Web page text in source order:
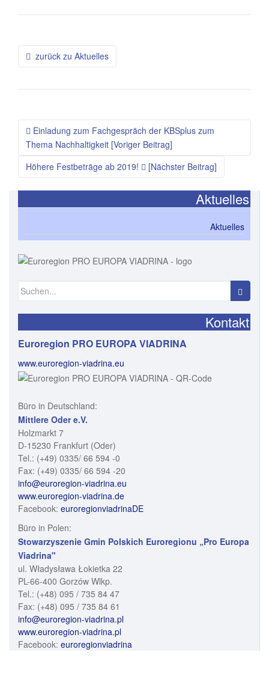
Beitragsnavigation
zurück zu Aktuelles
Einladung zum Fachgespräch der KBSplus zum
Thema Nachhaltigkeit [Voriger Beitrag]
Höhere Festbeträge ab 2019!
[Nächster Beitrag]
Aktuelles
Aktuelles
Suchen
Kontakt
Euroregion PRO EUROPA VIADRINA
www.euroregion-viadrina.eu
Büro in Deutschland:
Mittlere Oder e.V.
Holzmarkt 7
D-15230 Frankfurt (Oder)
Tel.: (+49) 0335/ 66 594 -0
Fax: (+49) 0335/ 66 594 -20
info@euroregion-viadrina.eu
www.euroregion-viadrina.de
Facebook: euroregionviadrinaDE
Büro in Polen:
Stowarzyszenie Gmin Polskich Euroregionu „Pro Europa
Viadrina"
ul. Władysława Łokietka 22
PL-66-400 Gorzów Wlkp.
Tel.: (+48) 095 / 735 84 47
Fax: (+48) 095 / 735 84 61
info@euroregion-viadrina.pl
www.euroregion-viadrina.pl
Facebook: euroregionviadrina